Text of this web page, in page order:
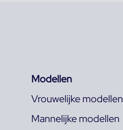
Modellen
Vrouwelijke modellen
Mannelijke modellen